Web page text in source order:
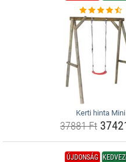
Kerti hinta Mini
37881 Ft
ÚJDONSÁG